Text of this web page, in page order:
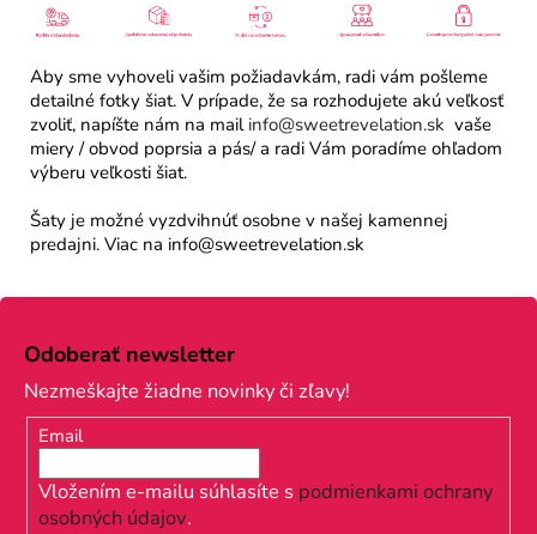
Aby sme vyhoveli vašim požiadavkám, radi vám pošleme
detailné fotky šiat. V prípade, že sa rozhodujete akú veľkosť
zvoliť, napíšte nám na mail info@sweetrevelation.sk vaše
miery / obvod poprsia a pás/ a radi Vám poradíme ohľadom
výberu veľkosti šiat.
Šaty je možné vyzdvihnúť osobne v našej kamennej
predajni. Viac na info@sweetrevelation.sk
Z
Odoberať newsletter
Nezmeškajte žiadne novinky či zľavy!
Email
Vložením e-mailu súhlasíte s podmienkami ochrany
osobných údajov.